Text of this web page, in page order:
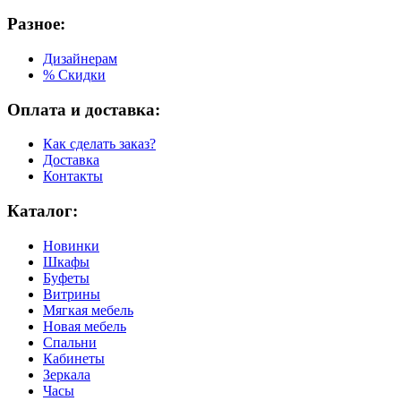
Разное:
Дизайнерам
% Скидки
Оплата и доставка:
Как сделать заказ?
Доставка
Контакты
Каталог:
Новинки
Шкафы
Буфеты
Витрины
Мягкая мебель
Новая мебель
Спальни
Кабинеты
Зеркала
Часы